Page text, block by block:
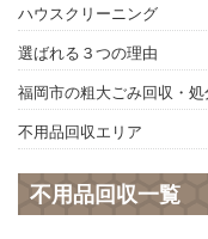
ハウスクリーニング
選ばれる３つの理由
福岡市の粗大ごみ回収・処
不用品回収エリア
不用品回収一覧